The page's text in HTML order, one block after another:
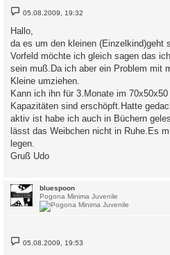
B
e
i
t
a
g
05.08.2009, 19:32
Hallo,
da es um den kleinen (Einzelkind)geht
Vorfeld möchte ich gleich sagen das
sein muß.Da ich aber ein Problem mit
Kleine umziehen.
Kann ich ihn für 3.Monate im
Kapazitäten sind erschöpft.Hatte
aktiv ist habe ich auch in Büchern
lässt das Weibchen nicht in Ruhe.Es
legen.
Gruß Udo
bluespoon
Pogona Minima Juvenile
B
e
05.08.2009, 19:53